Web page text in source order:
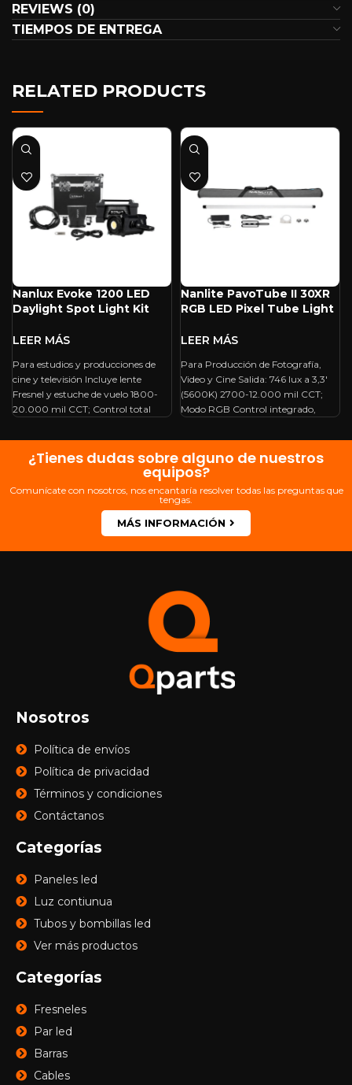
REVIEWS (0)
TIEMPOS DE ENTREGA
RELATED PRODUCTS
Nanlux Evoke 1200 LED
Daylight Spot Light Kit
Para estudios y producciones de
cine y televisión Incluye lente
Fresnel y estuche de vuelo 1800-
20.000 mil CCT; Control total
Nanlite PavoTube II 30XR
RGB LED Pixel Tube Light
Para Producción de Fotografía,
Video y Cine Salida: 746 lux a 3,3′
(5600K) 2700-12.000 mil CCT;
Modo RGB Control integrado,
¿Tienes dudas sobre alguno de nuestros
equipos?
Comunícate con nosotros, nos encantaría resolver todas las preguntas que
tengas.
MÁS INFORMACIÓN
Nosotros
Política de envíos
Política de privacidad
Términos y condiciones
Contáctanos
Categorías
Paneles led
Luz contiunua
Tubos y bombillas led
Ver más productos
Categorías
Fresneles
Par led
Barras
Cables